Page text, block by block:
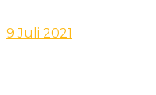
9 Juli 2021